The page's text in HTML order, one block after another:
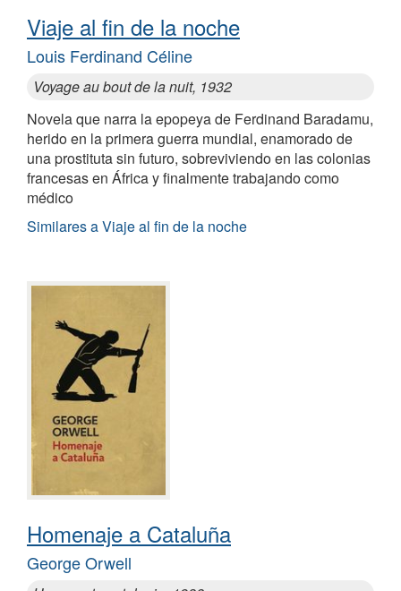
Viaje al fin de la noche
Louis Ferdinand Céline
Voyage au bout de la nuit, 1932
Novela que narra la epopeya de Ferdinand Baradamu,
herido en la primera guerra mundial, enamorado de
una prostituta sin futuro, sobreviviendo en las colonias
francesas en África y finalmente trabajando como
médico
Similares a Viaje al fin de la noche
Homenaje a Cataluña
George Orwell